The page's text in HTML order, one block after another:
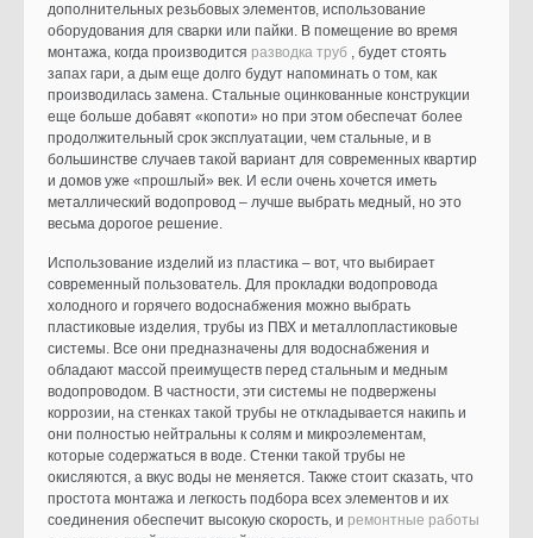
дополнительных резьбовых элементов, использование
оборудования для сварки или пайки. В помещение во время
монтажа, когда производится разводка труб , будет стоять
запах гари, а дым еще долго будут напоминать о том, как
производилась замена. Стальные оцинкованные конструкции
еще больше добавят «копоти» но при этом обеспечат более
продолжительный срок эксплуатации, чем стальные, и в
большинстве случаев такой вариант для современных квартир
и домов уже «прошлый» век. И если очень хочется иметь
металлический водопровод – лучше выбрать медный, но это
весьма дорогое решение.
Использование изделий из пластика – вот, что выбирает
современный пользователь. Для прокладки водопровода
холодного и горячего водоснабжения можно выбрать
пластиковые изделия, трубы из ПВХ и металлопластиковые
системы. Все они предназначены для водоснабжения и
обладают массой преимуществ перед стальным и медным
водопроводом. В частности, эти системы не подвержены
коррозии, на стенках такой трубы не откладывается накипь и
они полностью нейтральны к солям и микроэлементам,
которые содержаться в воде. Стенки такой трубы не
окисляются, а вкус воды не меняется. Также стоит сказать, что
простота монтажа и легкость подбора всех элементов и их
соединения обеспечит высокую скорость, и ремонтные работы